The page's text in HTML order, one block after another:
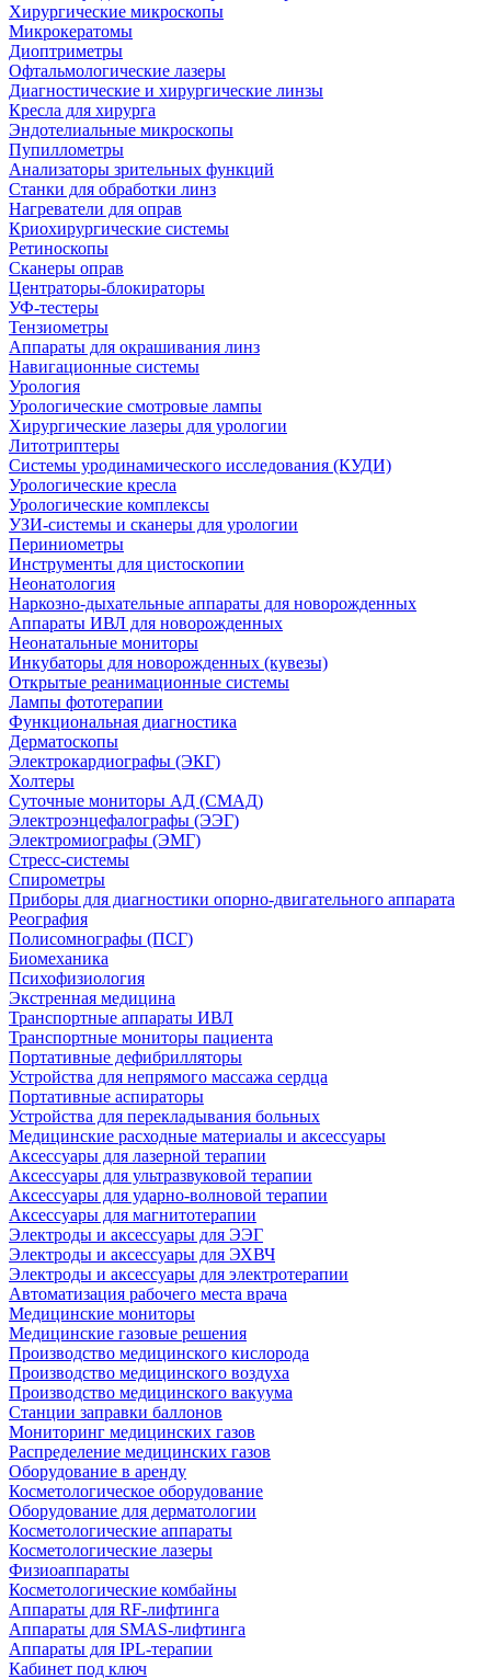
Хирургические микроскопы
Микрокератомы
Диоптриметры
Офтальмологические лазеры
Диагностические и хирургические линзы
Кресла для хирурга
Эндотелиальные микроскопы
Пупиллометры
Анализаторы зрительных функций
Станки для обработки линз
Нагреватели для оправ
Криохирургические системы
Ретиноскопы
Сканеры оправ
Центраторы-блокираторы
УФ-тестеры
Тензиометры
Аппараты для окрашивания линз
Навигационные системы
Урология
Урологические смотровые лампы
Хирургические лазеры для урологии
Литотриптеры
Системы уродинамического исследования (КУДИ)
Урологические кресла
Урологические комплексы
УЗИ-системы и сканеры для урологии
Периниометры
Инструменты для цистоскопии
Неонатология
Наркозно-дыхательные аппараты для новорожденных
Аппараты ИВЛ для новорожденных
Неонатальные мониторы
Инкубаторы для новорожденных (кувезы)
Открытые реанимационные системы
Лампы фототерапии
Функциональная диагностика
Дерматоскопы
Электрокардиографы (ЭКГ)
Холтеры
Суточные мониторы АД (СМАД)
Электроэнцефалографы (ЭЭГ)
Электромиографы (ЭМГ)
Стресс-системы
Спирометры
Приборы для диагностики опорно-двигательного аппарата
Реография
Полисомнографы (ПСГ)
Биомеханика
Психофизиология
Экстренная медицина
Транспортные аппараты ИВЛ
Транспортные мониторы пациента
Портативные дефибрилляторы
Устройства для непрямого массажа сердца
Портативные аспираторы
Устройства для перекладывания больных
Медицинские расходные материалы и аксессуары
Аксессуары для лазерной терапии
Аксессуары для ультразвуковой терапии
Аксессуары для ударно-волновой терапии
Аксессуары для магнитотерапии
Электроды и аксессуары для ЭЭГ
Электроды и аксессуары для ЭХВЧ
Электроды и аксессуары для электротерапии
Автоматизация рабочего места врача
Медицинские мониторы
Медицинские газовые решения
Производство медицинского кислорода
Производство медицинского воздуха
Производство медицинского вакуума
Станции заправки баллонов
Мониторинг медицинских газов
Распределение медицинских газов
Оборудование в аренду
Косметологическое оборудование
Оборудование для дерматологии
Косметологические аппараты
Косметологические лазеры
Физиоаппараты
Косметологические комбайны
Аппараты для RF-лифтинга
Аппараты для SMAS-лифтинга
Аппараты для IPL-терапии
Кабинет под ключ